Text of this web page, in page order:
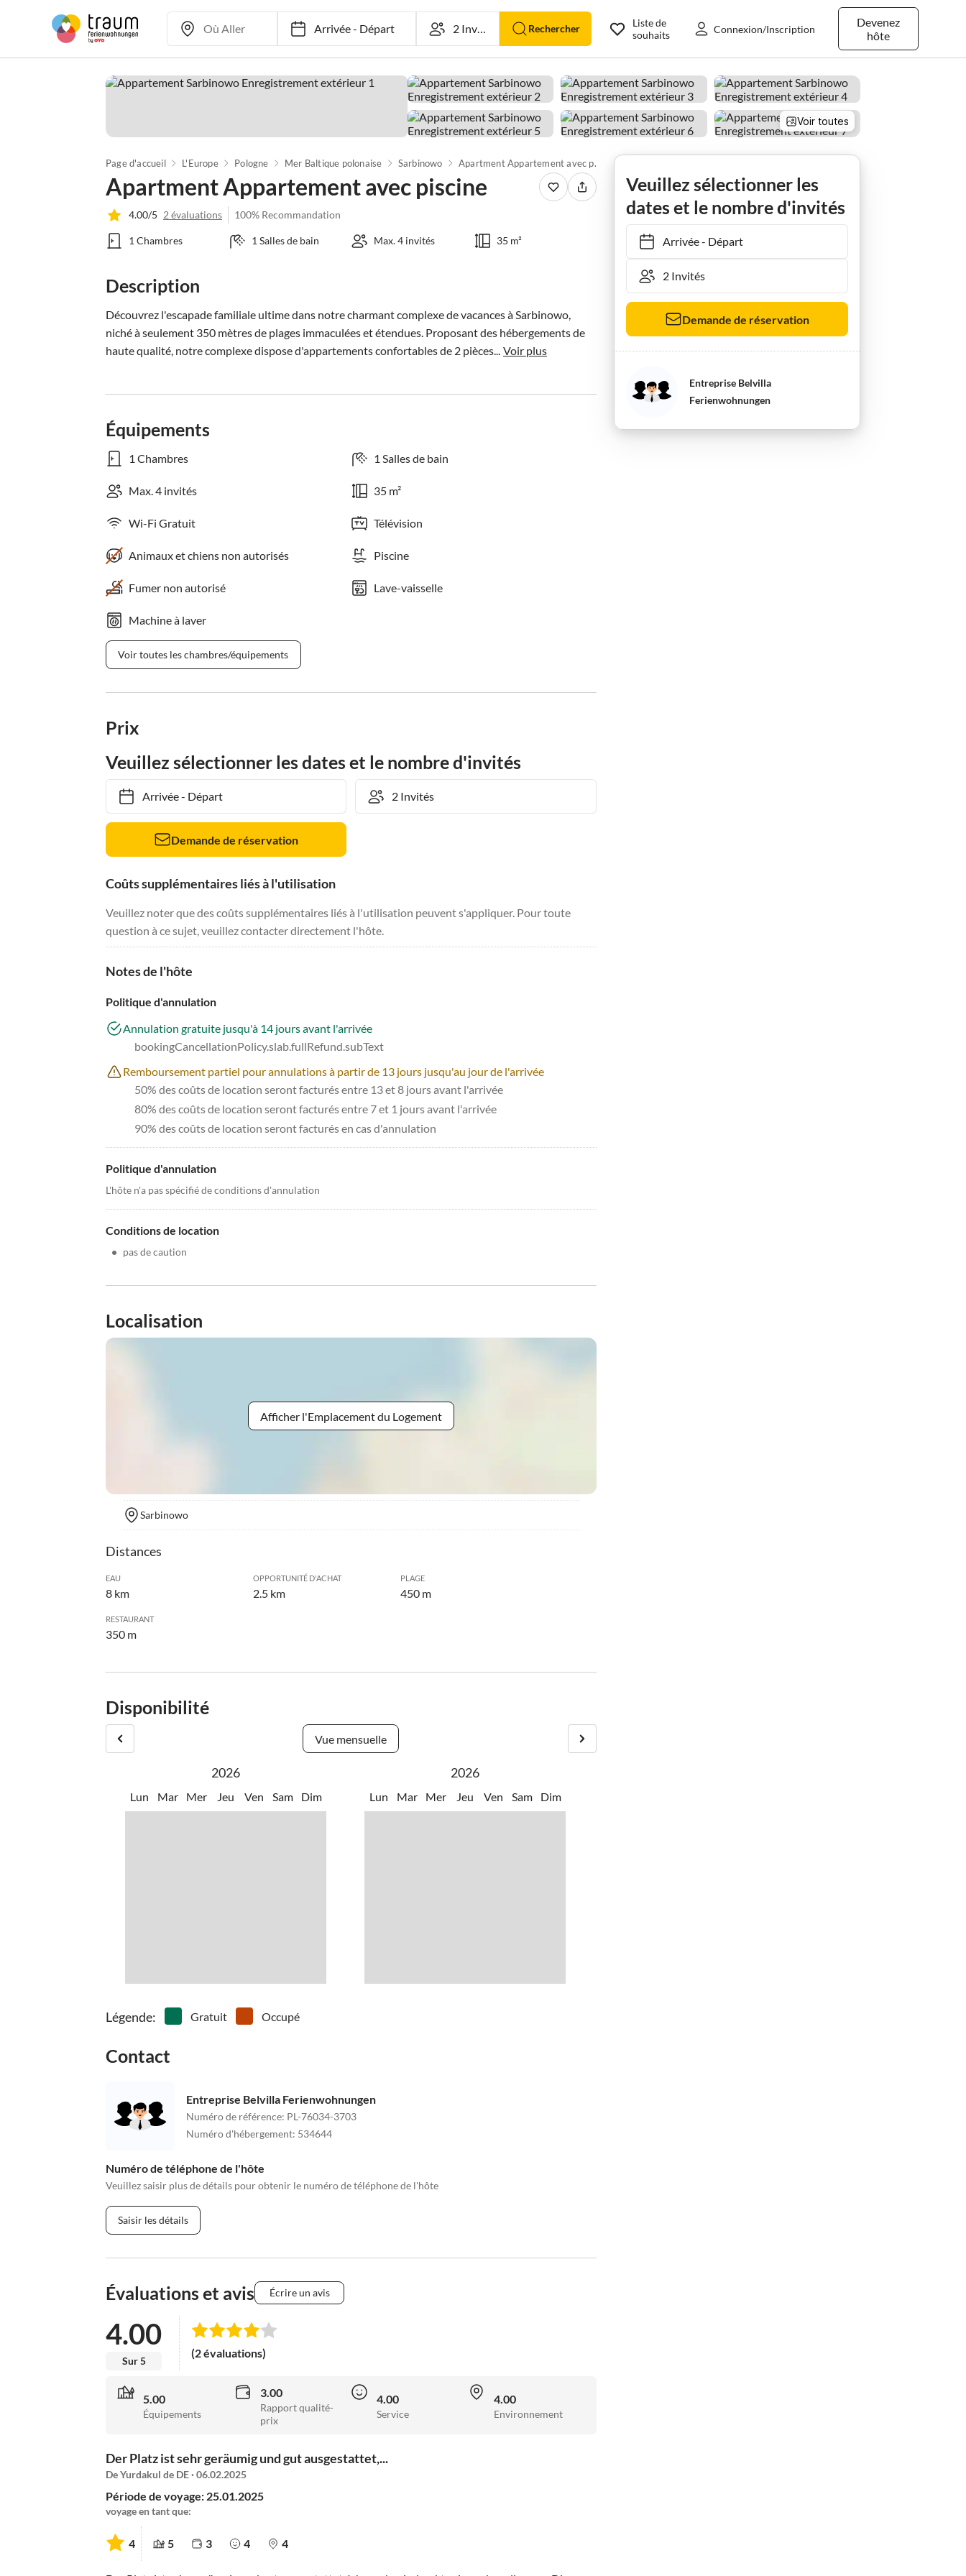
Arrivée-Départ Rechercher
Devenez
hôte
Liste de
souhaits
Connexion/Inscription
Voir toutes
Page d'accueil L'Europe Pologne Mer Baltique polonaise Sarbinowo Apartment Appartement avec piscine
Apartment Appartement avec piscine
4.00/5 2 évaluations 100% Recommandation
1 Chambres 1 Salles de bain Max. 4 invités 35 m²
Description
Découvrez l'escapade familiale ultime dans notre charmant complexe de vacances à Sarbinowo,
niché à seulement 350 mètres de plages immaculées et étendues. Proposant des hébergements de
haute qualité, notre complexe dispose d'appartements confortables de 2 pièces... Voir plus
Équipements
1 Chambres 1 Salles de bain
Max. 4 invités 35 m²
Wi-Fi Gratuit Télévision
Animaux et chiens non autorisés Piscine
Fumer non autorisé Lave-vaisselle
Machine à laver
Voir toutes les chambres/équipements
Prix
Veuillez sélectionner les dates et le nombre d'invités
Arrivée- Départ
Demande de réservation
Coûts supplémentaires liés à l'utilisation
Veuillez noter que des coûts supplémentaires liés à l'utilisation peuvent s'appliquer. Pour toute
question à ce sujet, veuillez contacter directement l'hôte.
Notes de l'hôte
Politique d'annulation
Annulation gratuite jusqu'à 14 jours avant l'arrivée
bookingCancellationPolicy.slab.fullRefund.subText
Remboursement partiel pour annulations à partir de 13 jours jusqu'au jour de l'arrivée
50% des coûts de location seront facturés entre 13 et 8 jours avant l'arrivée
80% des coûts de location seront facturés entre 7 et 1 jours avant l'arrivée
90% des coûts de location seront facturés en cas d'annulation
Politique d'annulation
L'hôte n'a pas spécifié de conditions d'annulation
Conditions de location
• pas de caution
Localisation
Afficher l'Emplacement du Logement
Sarbinowo
Distances
EAU
8 km
OPPORTUNITÉ D'ACHAT
2.5 km
PLAGE
450 m
RESTAURANT
350 m
Disponibilité
Vue mensuelle
2026
Lun Mar Mer Jeu Ven Sam Dim
2026
Lun Mar Mer Jeu Ven Sam Dim
Légende: Gratuit Occupé
Contact
Entreprise Belvilla Ferienwohnungen
Numéro de référence: PL-76034-3703
Numéro d'hébergement: 534644
Numéro de téléphone de l'hôte
Veuillez saisir plus de détails pour obtenir le numéro de téléphone de l'hôte
Saisir les détails
Évaluations et avis Écrire un avis
4.00
Sur 5
(2 évaluations)
5.00
Équipements
3.00
Rapport qualité-
prix
4.00
Service
4.00
Environnement
Der Platz ist sehr geräumig und gut ausgestattet,...
De Yurdakul de DE · 06.02.2025
Période de voyage: 25.01.2025
voyage en tant que:
4 5 3 4 4
Veuillez sélectionner les
dates et le nombre d'invités
Arrivée- Départ
Demande de réservation
Entreprise Belvilla
Ferienwohnungen